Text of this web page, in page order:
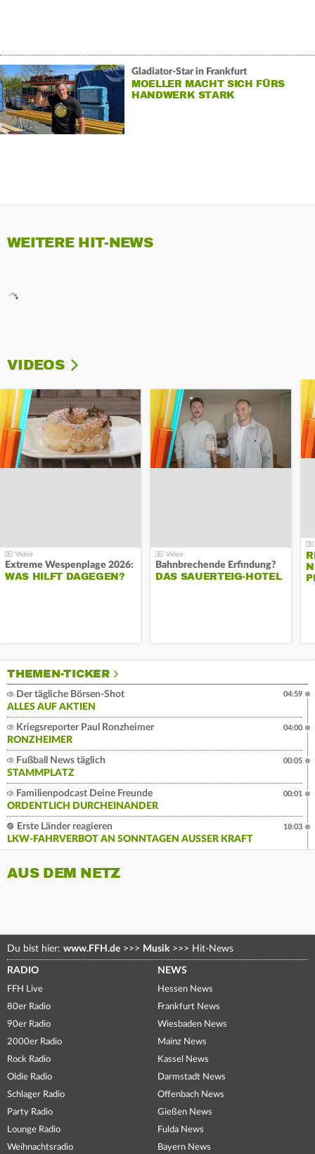
Gladiator-Star in Frankfurt
MOELLER MACHT SICH FÜRS
HANDWERK STARK
WEITERE HIT-NEWS
VIDEOS
Extreme Wespenplage 2026:
WAS HILFT DAGEGEN?
Bahnbrechende Erfindung?
DAS SAUERTEIG-HOTEL
THEMEN-TICKER
Der tägliche Börsen-Shot
ALLES AUF AKTIEN
04:59
Kriegsreporter Paul Ronzheimer
RONZHEIMER
04:00
Fußball News täglich
STAMMPLATZ
00:05
Familienpodcast Deine Freunde
ORDENTLICH DURCHEINANDER
00:01
Erste Länder reagieren
LKW-FAHRVERBOT AN SONNTAGEN AUSSER KRAFT
18:03
AUS DEM NETZ
Du bist hier: www.FFH.de >>> Musik >>> Hit-News
RADIO
FFH Live
80er Radio
90er Radio
2000er Radio
Rock Radio
Oldie Radio
Schlager Radio
Party Radio
Lounge Radio
Weihnachtsradio
NEWS
Hessen News
Frankfurt News
Wiesbaden News
Mainz News
Kassel News
Darmstadt News
Offenbach News
Gießen News
Fulda News
Bayern News